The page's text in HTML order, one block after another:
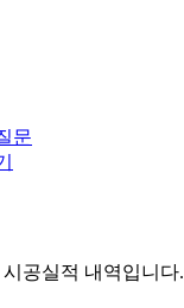
문
공실적 내역입니다.